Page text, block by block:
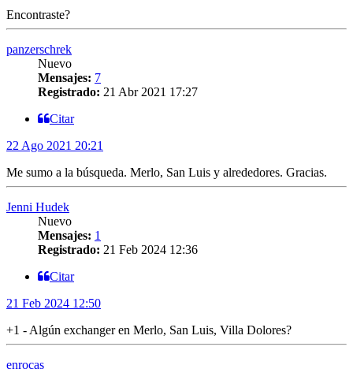
Encontraste?
panzerschrek
Nuevo
Mensajes: 7
Registrado: 21 Abr 2021 17:27
Citar
22 Ago 2021 20:21
Me sumo a la búsqueda. Merlo, San Luis y alrededores. Gracias.
Jenni Hudek
Nuevo
Mensajes: 1
Registrado: 21 Feb 2024 12:36
Citar
21 Feb 2024 12:50
+1 - Algún exchanger en Merlo, San Luis, Villa Dolores?
enrocas